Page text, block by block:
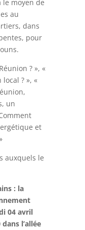
le moyen de
au
dans
pour
? », «
? », «
un
et
auxquels le
: la
04 avril
l’allée